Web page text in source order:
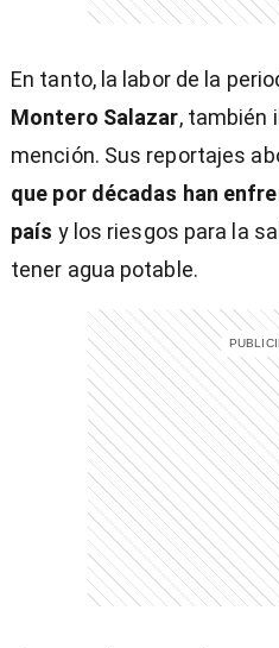
En tanto, la labor de la
Montero Salazar, también
mención. Sus reportajes
que por décadas han
país y los riesgos para la
tener agua potable.